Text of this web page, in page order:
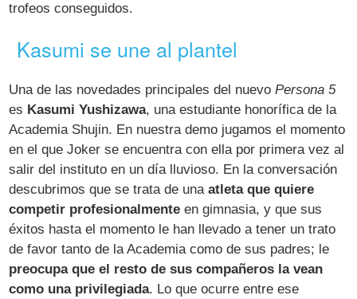
trofeos conseguidos.
Kasumi se une al plantel
Una de las novedades principales del nuevoPersona 5
es Kasumi Yushizawa, una estudiante honorífica de la
Academia Shujin. En nuestra demo jugamos el momento
en el que Joker se encuentra con ella por primera vez al
salir del instituto en un día lluvioso. En la conversación
descubrimos que se trata de unaatleta que quiere
competir profesionalmente en gimnasia, y que sus
éxitos hasta el momento le han llevado a tener un trato
de favor tanto de la Academia como de sus padres; le
preocupa que el resto de sus compañeros la vean
como una privilegiada. Lo que ocurre entre ese